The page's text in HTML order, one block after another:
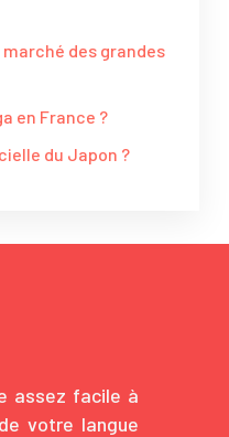
des grandes
en France ?
du Japon ?
assez facile à
votre langue